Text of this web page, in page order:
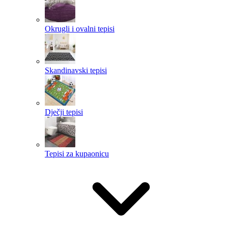
Okrugli i ovalni tepisi
Skandinavski tepisi
Dječji tepisi
Tepisi za kupaonicu